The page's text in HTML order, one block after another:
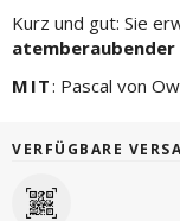
Kurz und gut: Sie
MIT: Pascal von Ow
VERFÜGBARE